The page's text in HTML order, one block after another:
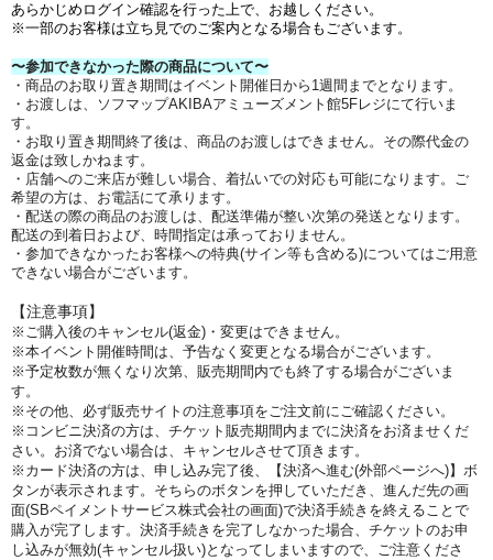
あらかじめログイン確認を行った上で、お越しください。
※一部のお客様は立ち見でのご案内となる場合もございます。
〜参加できなかった際の商品について〜
・商品のお取り置き期間はイベント開催日から1週間までとなります。
・お渡しは、ソフマップAKIBAアミューズメント館5Fレジにて行いま
す。
・お取り置き期間終了後は、商品のお渡しはできません。その際代金の
返金は致しかねます。
・店舗へのご来店が難しい場合、着払いでの対応も可能になります。ご
希望の方は、お電話にて承ります。
・配送の際の商品のお渡しは、配送準備が整い次第の発送となります。
配送の到着日および、時間指定は承っておりません。
・参加できなかったお客様への特典(サイン等も含める)についてはご用意
できない場合がございます。
【注意事項】
※ご購入後のキャンセル(返金)・変更はできません。
※本イベント開催時間は、予告なく変更となる場合がございます。
※予定枚数が無くなり次第、販売期間内でも終了する場合がございま
す。
※その他、必ず販売サイトの注意事項をご注文前にご確認ください。
※コンビニ決済の方は、チケット販売期間内までに決済をお済ませくだ
さい。お済でない場合は、キャンセルさせて頂きます。
※カード決済の方は、申し込み完了後、【決済へ進む(外部ページへ)】ボ
タンが表示されます。そちらのボタンを押していただき、進んだ先の画
面(SBペイメントサービス株式会社の画面)で決済手続きを終えることで
購入が完了します。決済手続きを完了しなかった場合、チケットのお申
し込みが無効(キャンセル扱い)となってしまいますので、ご注意くださ